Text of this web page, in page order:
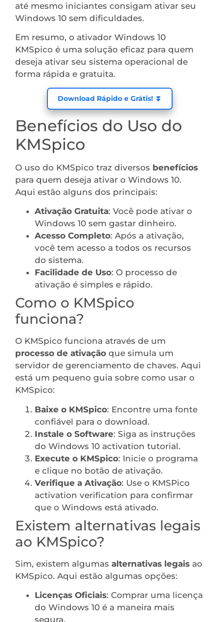
até mesmo iniciantes consigam ativar seu
Windows 10 sem dificuldades.
Em resumo, o ativador Windows 10
KMSpico é uma solução eficaz para quem
deseja ativar seu sistema operacional de
forma rápida e gratuita.
Download Rápido e Grátis! ⏬
Benefícios do Uso do
KMSpico
O uso do KMSpico traz diversos benefícios
para quem deseja ativar o Windows 10.
Aqui estão alguns dos principais:
Ativação Gratuita: Você pode ativar o
Windows 10 sem gastar dinheiro.
Acesso Completo: Após a ativação,
você tem acesso a todos os recursos
do sistema.
Facilidade de Uso: O processo de
ativação é simples e rápido.
Como o KMSpico
funciona?
O KMSpico funciona através de um
processo de ativação que simula um
servidor de gerenciamento de chaves. Aqui
está um pequeno guia sobre como usar o
KMSpico:
Baixe o KMSpico: Encontre uma fonte
confiável para o download.
Instale o Software: Siga as instruções
do Windows 10 activation tutorial.
Execute o KMSpico: Inicie o programa
e clique no botão de ativação.
Verifique a Ativação: Use o KMSPico
activation verification para confirmar
que o Windows está ativado.
Existem alternativas legais
ao KMSpico?
Sim, existem algumasalternativas legais ao
KMSpico. Aqui estão algumas opções:
Licenças Oficiais: Comprar uma licença
do Windows 10 é a maneira mais
segura.